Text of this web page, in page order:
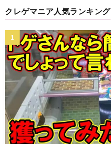
クレゲマニア人気ランキング